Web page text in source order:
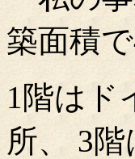
築面積
1階はド
所、 3